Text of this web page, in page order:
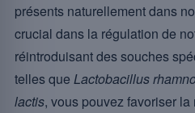
présents naturellement dans
crucial dans la régulation de
réintroduisant des souches
telles que Lactobacillus
lactis, vous pouvez favoriser la